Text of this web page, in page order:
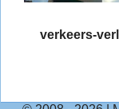
verkeers-